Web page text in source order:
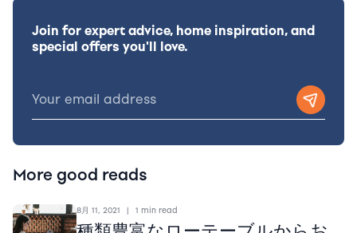
Join for expert advice, home inspiration, and
special offers you'll love.
More good reads
8月 11, 2021 | 1 min read